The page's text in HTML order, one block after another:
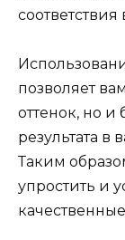
позволяет
оттенок, но и
результата в
Таким
упростить и